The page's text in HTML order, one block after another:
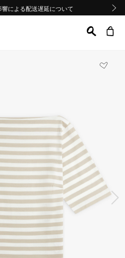
による配送遅延について
2buy10%OFF!!
による配送遅延について
2buy10%OFF!!